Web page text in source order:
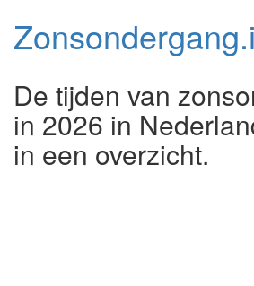
Zonsondergang.
De tijden van
in 2026 in
in een overzicht.